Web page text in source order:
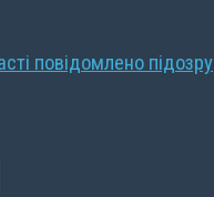
повідомлено підозру